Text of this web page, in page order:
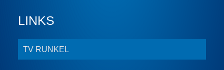
LINKS
TV RUNKEL